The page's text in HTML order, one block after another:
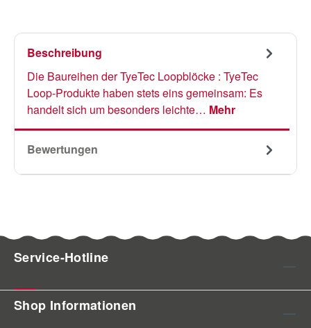
Beschreibung
Die Baureihen der TyeTec Loopblöcke : TyeTec
Loop-Produkte haben stets eins gemeinsam: Es
handelt sich um besonders leichte… Mehr
Bewertungen
Service-Hotline
Shop Informationen